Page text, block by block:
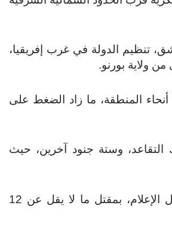
تنظيم الدولة في غرب إفريقيا،
ولاية بورنو.
المنطقة، ما زاد الضغط على
وستة جنود آخرين، حيث
وأفادت مصادر طلبت عدم الكشف عن هويتها لعدم تخويلها بالتصريح لوسائل الإعلام، بمقتل ما لا يقل عن 12